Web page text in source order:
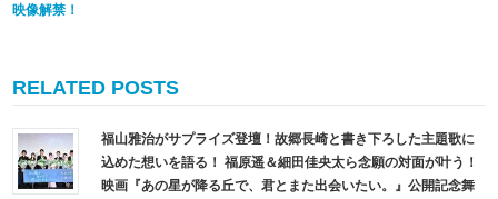
映像解禁！
RELATED POSTS
福山雅治がサプライズ登壇！故郷長崎と書き下ろした主題歌に
込めた想いを語る！ 福原遥＆細田佳央太ら念願の対面が叶う！
映画『あの星が降る丘で、君とまた出会いたい。』公開記念舞